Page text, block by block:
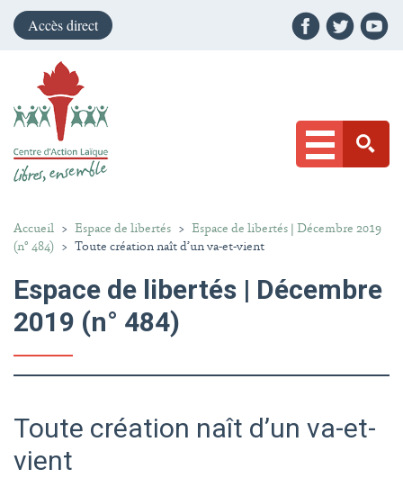
Accès direct
Accueil > Espace de libertés > Espace de libertés | Décembre 2019
(n° 484) > Toute création naît d’un va-et-vient
Espace de libertés | Décembre
2019 (n° 484)
Toute création naît d’un va-et-
vient